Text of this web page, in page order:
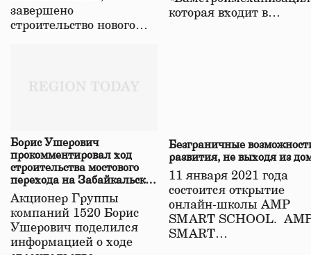
завершено
строительство нового…
которая входит в…
Борис Ушерович
прокомментировал ход
строительства мостового
перехода на Забайкальской
железной дороге
Акционер Группы
компаний 1520 Борис
Ушерович поделился
информацией о ходе
Безграничные
развития, не выходя из
11 января 2021 года
состоится открытие
онлайн-школы АМР
SMART SCHOOL.
SMART…